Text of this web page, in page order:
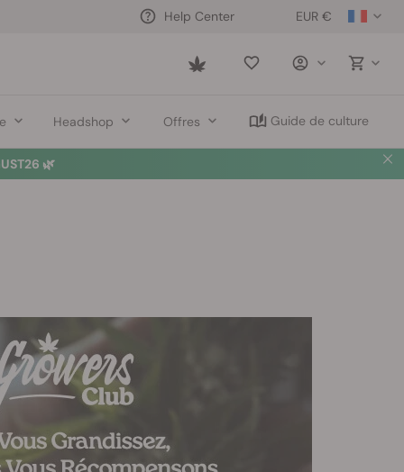
EUR €
Help Center
Saved
Headshop Offres Guide de culture
🌿